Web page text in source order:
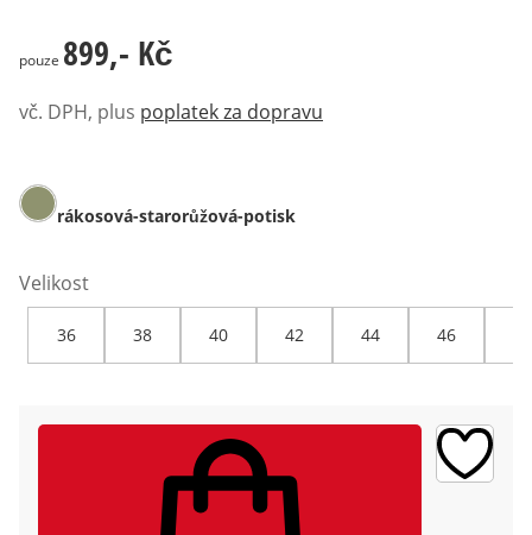
899,- Kč
pouze 899,- Kč
vč. DPH, plus poplatek za dopravu
rákosová-starorůžová-potisk
Velikost
36 38 40 42 44 46